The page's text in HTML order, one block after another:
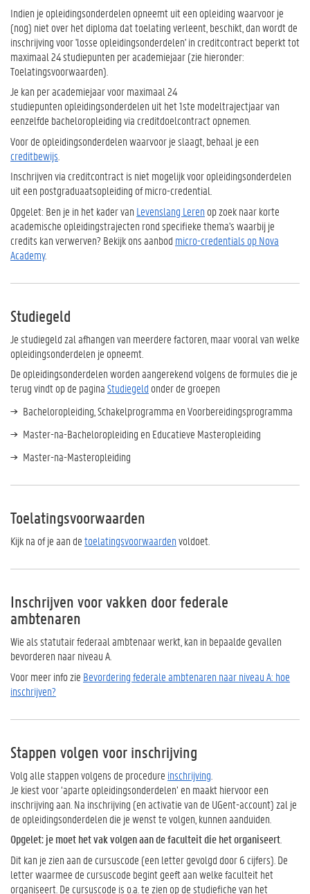
Indien je opleidingsonderdelen opneemt uit een opleiding waarvoor je
(nog) niet over het diploma dat toelating verleent, beschikt, dan wordt de
inschrijving voor 'losse opleidingsonderdelen' in creditcontract beperkt tot
maximaal 24 studiepunten per academiejaar (zie hieronder:
Toelatingsvoorwaarden).
Je kan per academiejaar voormaximaal 24
studiepunten opleidingsonderdelen uit het 1ste modeltrajectjaar van
eenzelfde bacheloropleiding via creditdoelcontract opnemen.
Voor de opleidingsonderdelen waarvoor je slaagt, behaal je een
creditbewijs
Inschrijven via creditcontract is niet mogelijk voor opleidingsonderdelen
uit een postgraduaatsopleiding of micro-credential.
Opgelet: Ben je in het kader van Levenslang Leren op zoek naar korte
academische opleidingstrajecten rond specifieke thema's waarbij je
credits kan verwerven? Bekijk ons aanbod micro-credentials op Nova
Academy.
Studiegeld
Je studiegeld zal afhangen van meerdere factoren, maar vooral van welke
opleidingsonderdelen je opneemt.
De opleidingsonderdelen worden aangerekend volgens de formules die je
terug vindt op de paginaStudiegeld onder de groepen
Bacheloropleiding, Schakelprogramma en Voorbereidingsprogramma
Master-na-Bacheloropleiding en Educatieve Masteropleiding
Master-na-Masteropleiding
Toelatingsvoorwaarden
Kijk na of je aan detoelatingsvoorwaardenvoldoet.
Inschrijven voor vakken door federale
ambtenaren
Wie als statutair federaal ambtenaar werkt, kan in bepaalde gevallen
bevorderen naar niveau A.
Voor meer info zie Bevordering federale ambtenaren naar niveau A: hoe
inschrijven?
Stappen volgen voor inschrijving
Volg alle stappen volgens de procedure inschrijving
Je kiest voor ‘aparte opleidingsonderdelen’ en maakt hiervoor een
inschrijving aan. Na inschrijving (en activatie van de UGent-account) zal je
de opleidingsonderdelen die je wenst te volgen, kunnen aanduiden.
Opgelet: je moet het vak volgen aan de faculteit die het organiseert
Dit kan je zien aan de cursuscode (een letter gevolgd door 6 cijfers). De
letter waarmee de cursuscode begint geeft aan welke faculteit het
organiseert. De cursuscode is o.a. te zien op de studiefiche van het